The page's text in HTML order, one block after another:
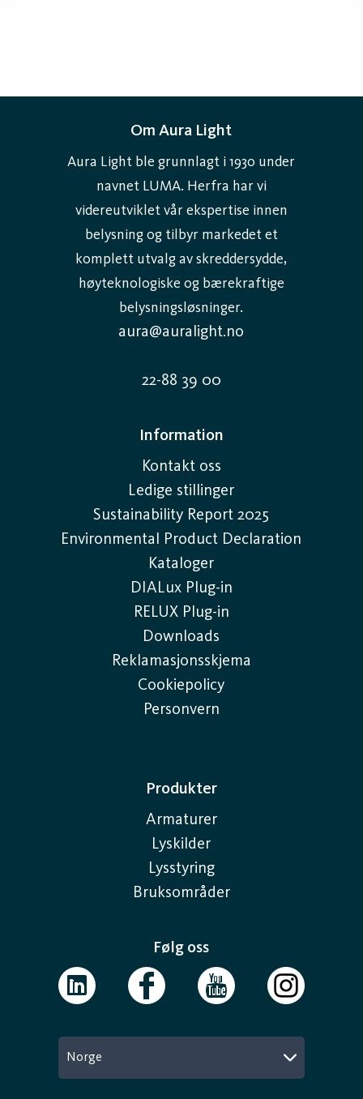
Om Aura Light
Aura Light ble grunnlagt i 1930 under
navnet LUMA. Herfra har vi
videreutviklet vår ekspertise innen
belysning og tilbyr markedet et
komplett utvalg av skreddersydde,
høyteknologiske og bærekraftige
belysningsløsninger.
aura@auralight.no
22-88 39 00
Information
Kontakt oss
Ledige stillinger
Sustainability Report 2025
Environmental Product Declaration
Kataloger
DIALux Plug-in
RELUX Plug-in
Downloads
Reklamasjonsskjema
Cookiepolicy
Personvern
Produkter
Armaturer
Lyskilder
Lysstyring
Bruksområder
Følg oss
Norge